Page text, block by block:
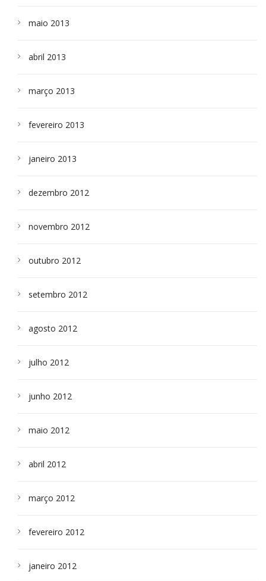
maio 2013
abril 2013
março 2013
fevereiro 2013
janeiro 2013
dezembro 2012
novembro 2012
outubro 2012
setembro 2012
agosto 2012
julho 2012
junho 2012
maio 2012
abril 2012
março 2012
fevereiro 2012
janeiro 2012